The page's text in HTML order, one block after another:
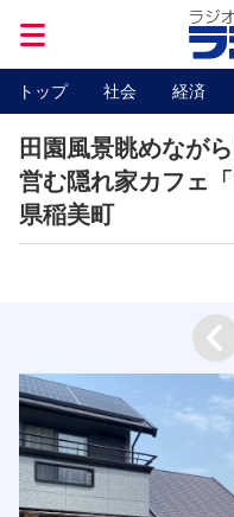
トップ 社会 経済
田園風景眺めなが
営む隠れ家カフェ
県稲美町
Prev